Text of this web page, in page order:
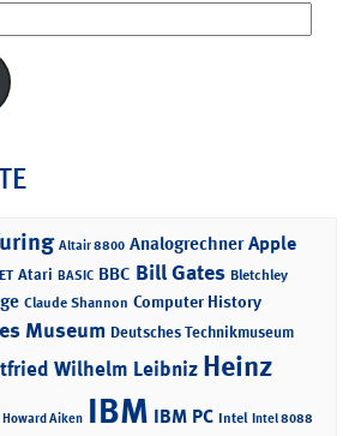
Altair 8800 Analogrechner Apple
Atari BASIC BBC Bill Gates Bletchley
Claude Shannon Computer History
Museum Deutsches Technikmuseum
Wilhelm Leibniz Heinz
Howard Aiken IBM IBM PC Intel Intel 8088